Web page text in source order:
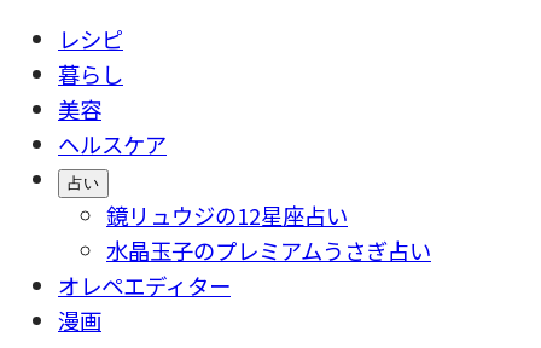
レシピ
暮らし
美容
ヘルスケア
占い
鏡リュウジの12星座占い
水晶玉子のプレミアムうさぎ占い
オレペエディター
漫画